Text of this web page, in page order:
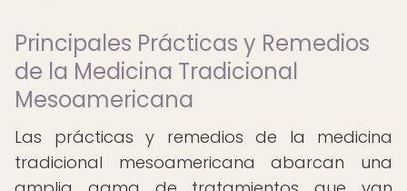
Principales Prácticas y Remedios
de la Medicina Tradicional
Mesoamericana
Las prácticas y remedios de la medicina
tradicional mesoamericana abarcan una